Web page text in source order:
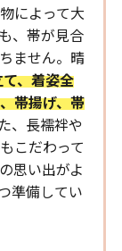
によって大
、帯が見合
ません。晴
、着姿全
帯揚げ、帯
、長襦袢や
こだわって
思い出がよ
準備してい